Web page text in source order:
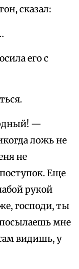
сказал:
его с
—
ложь не
не
Еще
рукой
господи, ты
мне
видишь, у